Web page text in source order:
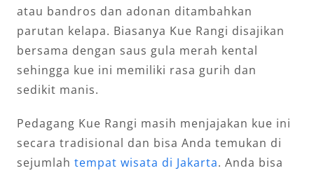
atau bandros dan adonan ditambahkan
parutan kelapa. Biasanya Kue Rangi disajikan
bersama dengan saus gula merah kental
sehingga kue ini memiliki rasa gurih dan
sedikit manis.
Pedagang Kue Rangi masih menjajakan kue ini
secara tradisional dan bisa Anda temukan di
sejumlah tempat wisata di Jakarta. Anda bisa